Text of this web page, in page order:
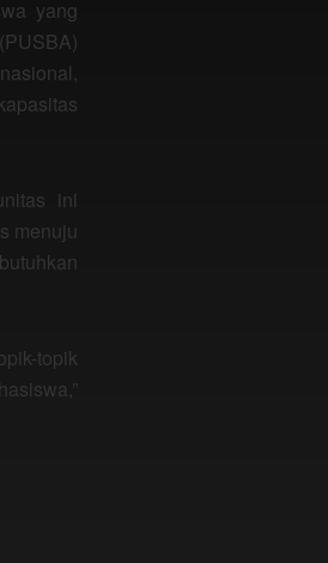
yang
ini
menuju
topik